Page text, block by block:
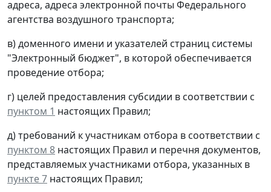
адреса, адреса электронной почты Федерального
агентства воздушного транспорта;
в) доменного имени и указателей страниц системы
"Электронный бюджет", в которой обеспечивается
проведение отбора;
г) целей предоставления субсидии в соответствии с
пунктом 1 настоящих Правил;
д) требований к участникам отбора в соответствии с
пунктом 8 настоящих Правил и перечня документов,
представляемых участниками отбора, указанных в
пункте 7 настоящих Правил;